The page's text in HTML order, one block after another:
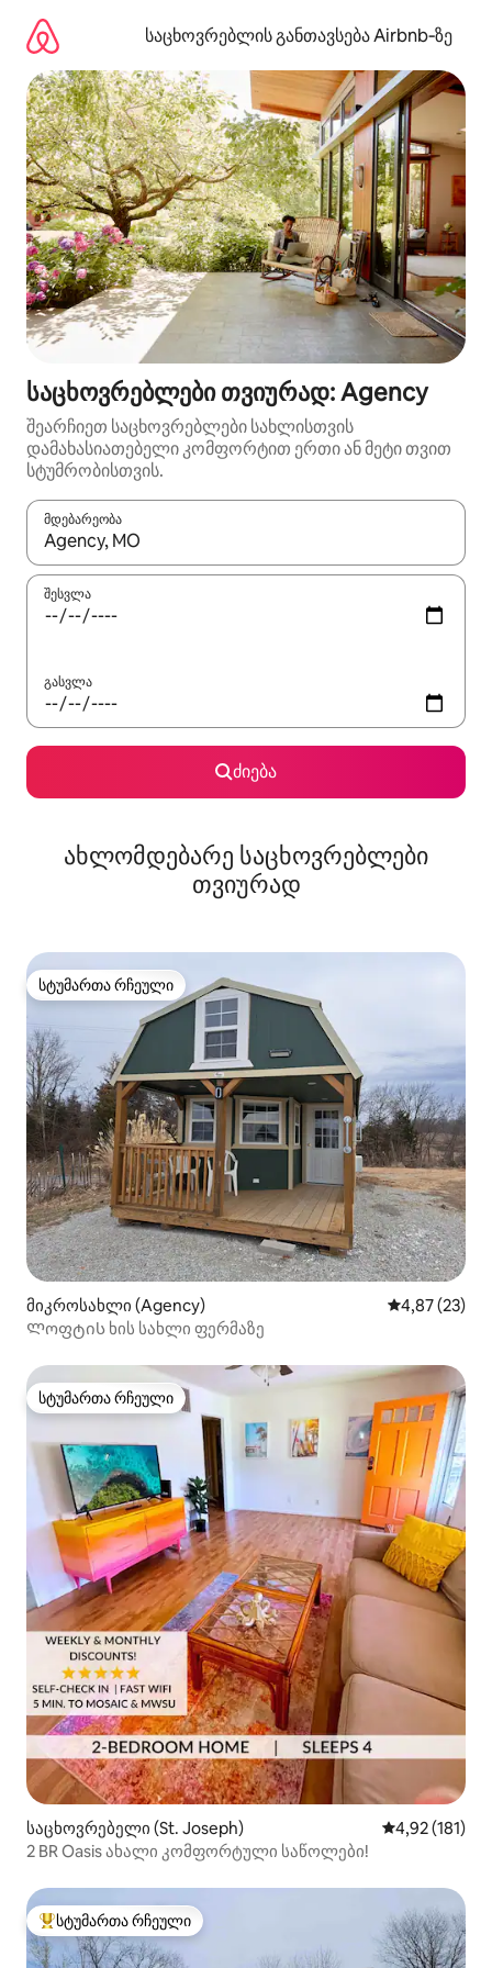
გადასვლა
საცხოვრებლის განთავსება Airbnb‑ზე
საცხოვრებლები თვიურად: Agency
შეარჩიეთ საცხოვრებლები სახლისთვის
დამახასიათებელი კომფორტით ერთი ან მეტი თვით
სტუმრობისთვის.
მდებარეობა
როცა შედეგები ხელმისაწვდომი გახდება, ნავიგაციისთვის
შესვლა
გასვლა
ძიება
ახლომდებარე საცხოვრებლები
თვიურად
სტუმართა რჩეული
სტუმართა რჩეული
მიკროსახლი (Agency) საშუალო
4,87 (23)
Ლოფტის ხის სახლი ფერმაზე
სტუმართა რჩეული
სტუმართა რჩეული
საცხოვრებელი (St. Joseph) საშუალო
4,92 (181)
2 BR Oasis ახალი კომფორტული საწოლები!
სტუმართა რჩეული მოწინავე ვარიანტი
სტუმართა რჩეული